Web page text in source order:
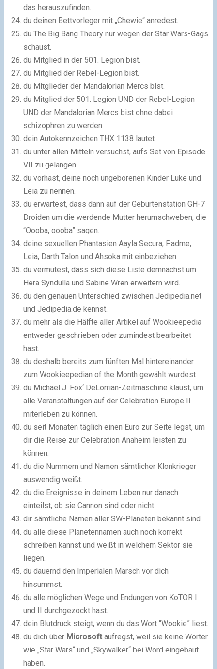
das herauszufinden.
du deinen Bettvorleger mit „Chewie“ anredest.
du The Big Bang Theory nur wegen der Star Wars-Gags
schaust.
du Mitglied in der 501. Legion bist.
du Mitglied der Rebel-Legion bist.
du Mitglieder der Mandalorian Mercs bist.
du Mitglied der 501. Legion UND der Rebel-Legion
UND der Mandalorian Mercs bist ohne dabei
schizophren zu werden.
dein Autokennzeichen THX 1138 lautet.
du unter allen Mitteln versuchst, aufs Set von Episode
VII zu gelangen.
du vorhast, deine noch ungeborenen Kinder Luke und
Leia zu nennen.
du erwartest, dass dann auf der Geburtenstation GH-7
Droiden um die werdende Mutter herumschweben, die
“Oooba, oooba” sagen.
deine sexuellen Phantasien Aayla Secura, Padme,
Leia, Darth Talon und Ahsoka mit einbeziehen.
du vermutest, dass sich diese Liste demnächst um
Hera Syndulla und Sabine Wren erweitern wird.
du den genauen Unterschied zwischen Jedipedia.net
und Jedipedia.de kennst.
du mehr als die Hälfte aller Artikel auf Wookieepedia
entweder geschrieben oder zumindest bearbeitet
hast.
du deshalb bereits zum fünften Mal hintereinander
zum Wookieepedian of the Month gewählt wurdest
du Michael J. Fox‘ DeLorrian-Zeitmaschine klaust, um
alle Veranstaltungen auf der Celebration Europe II
miterleben zu können.
du seit Monaten täglich einen Euro zur Seite legst, um
dir die Reise zur Celebration Anaheim leisten zu
können.
du die Nummern und Namen sämtlicher Klonkrieger
auswendig weißt.
du die Ereignisse in deinem Leben nur danach
einteilst, ob sie Cannon sind oder nicht.
dir sämtliche Namen aller SW-Planeten bekannt sind.
du alle diese Planetennamen auch noch korrekt
schreiben kannst und weißt in welchem Sektor sie
liegen.
du dauernd den Imperialen Marsch vor dich
hinsummst.
du alle möglichen Wege und Endungen von KoTOR I
und II durchgezockt hast.
dein Blutdruck steigt, wenn du das Wort “Wookie” liest.
du dich über Microsoftaufregst, weil sie keine Wörter
wie „Star Wars“ und „Skywalker“ bei Word eingebaut
haben.